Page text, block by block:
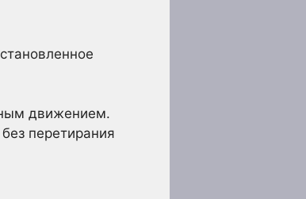
движением.
перетирания